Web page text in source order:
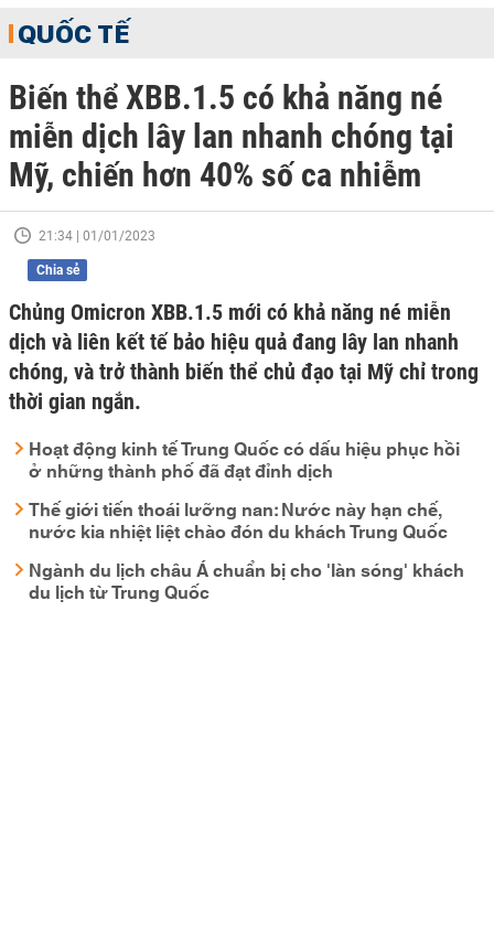
QUỐC TẾ
Biến thể XBB.1.5 có khả năng né
miễn dịch lây lan nhanh chóng tại
Mỹ, chiến hơn 40% số ca nhiễm
21:34 | 01/01/2023
Chia sẻ
Chủng Omicron XBB.1.5 mới có khả năng né miễn
dịch và liên kết tế bảo hiệu quả đang lây lan nhanh
chóng, và trở thành biến thể chủ đạo tại Mỹ chỉ trong
thời gian ngắn.
Hoạt động kinh tế Trung Quốc có dấu hiệu phục hồi
ở những thành phố đã đạt đỉnh dịch
Thế giới tiến thoái lưỡng nan: Nước này hạn chế,
nước kia nhiệt liệt chào đón du khách Trung Quốc
Ngành du lịch châu Á chuẩn bị cho 'làn sóng' khách
du lịch từ Trung Quốc